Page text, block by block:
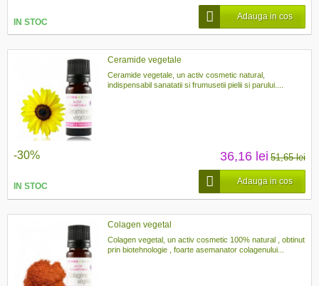
IN STOC
Adauga in cos
Ceramide vegetale
Ceramide vegetale, un activ cosmetic natural,
indispensabil sanatatii si frumusetii pielii si parului....
-30% 36,16 lei 51,65 lei
IN STOC
Adauga in cos
Colagen vegetal
Colagen vegetal, un activ cosmetic 100% natural , obtinut
prin biotehnologie , foarte asemanator colagenului...